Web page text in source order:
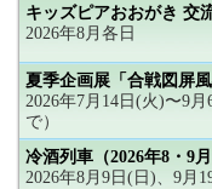
キッズピアおおがき 交
2026年8月各日
夏季企画展「合戦図屏
2026年7月14日(火)〜9
で）
冷酒列車（2026年8・9月
2026年8月9日(日)、9月